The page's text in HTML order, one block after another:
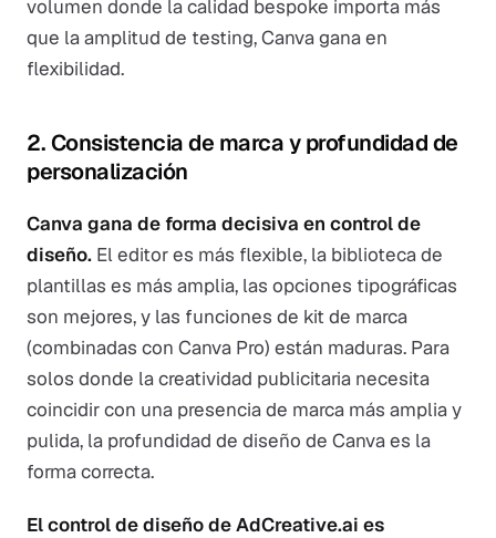
volumen donde la calidad bespoke importa más
que la amplitud de testing, Canva gana en
flexibilidad.
2. Consistencia de marca y profundidad de
personalización
Canva gana de forma decisiva en control de
diseño. El editor es más flexible, la biblioteca de
plantillas es más amplia, las opciones tipográficas
son mejores, y las funciones de kit de marca
(combinadas con Canva Pro) están maduras. Para
solos donde la creatividad publicitaria necesita
coincidir con una presencia de marca más amplia y
pulida, la profundidad de diseño de Canva es la
forma correcta.
El control de diseño de AdCreative.ai es